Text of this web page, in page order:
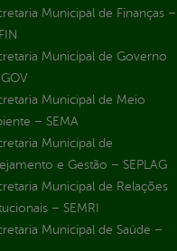
Municipal de Finanças –
Municipal de Governo
Municipal de Meio
– SEMA
Municipal de
e Gestão – SEPLAG
Municipal de Relações
– SEMRI
Municipal de Saúde –